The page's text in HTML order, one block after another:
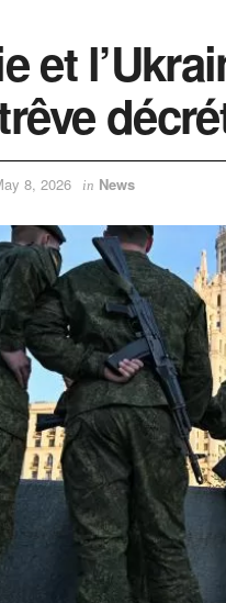
et
8, 2026 in News